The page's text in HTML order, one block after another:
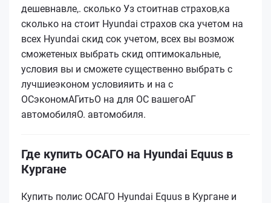
дешевнавле,. сколько Уз стоитнав страхов,ка
сколько на стоит Hyundai страхов ска учетом на
всех Hyundai скид сок учетом, всех вы возмож
сможетеных выбрать скид оптимокальные,
условия вы и сможете существенно выбрать с
лучшиеэконом условияить и на с
ОСэкономАГитьО на для ОС вашегоАГ
автомобиляО. автомобиля.
Где купить ОСАГО на Hyundai Equus в
Кургане
Купить полис ОСАГО Hyundai Equus в Кургане и